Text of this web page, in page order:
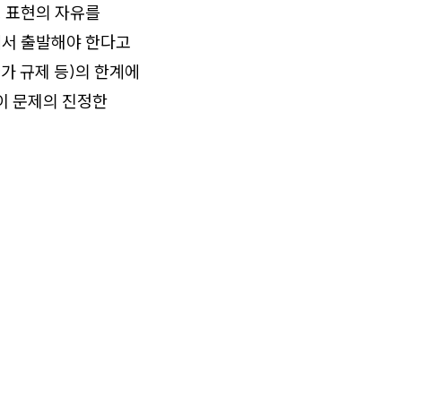
현의 자유를
출발해야 한다고
규제 등)의 한계에
문제의 진정한